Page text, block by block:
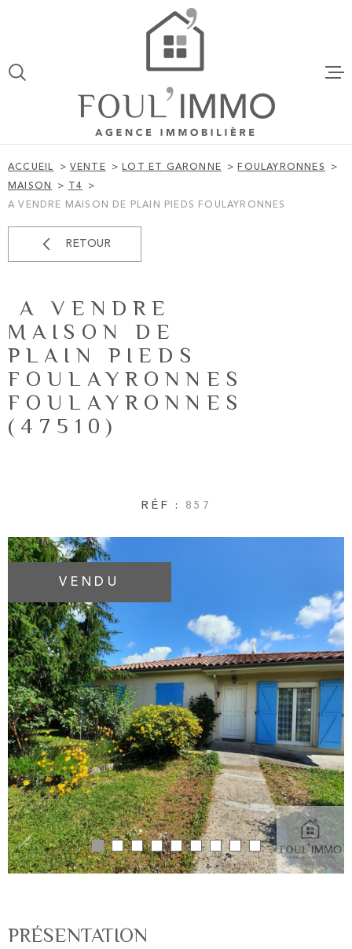
recherche
principal
ACCUEIL
ACCUEIL VENTE LOT ET GARONNE
FOULAYRONNES
MAISON
T4
A VENDRE MAISON DE PLAIN PIEDS FOULAYRONNES
RETOUR
A VENDRE
MAISON DE
PLAIN PIEDS
FOULAYRONNES
FOULAYRONNES
(47510)
RÉF : 857
VENDU
PRÉSENTATION
VOTRE
TYPE
D'OFFRE
DE
BIEN
TYPE DE BIEN